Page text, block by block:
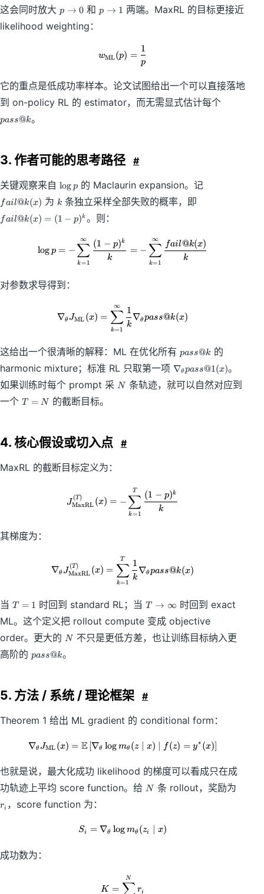
这会同时放大 p
\
t
p → 0 和p
\
1
p → 1 两端。MaxRL 的目标更接近
likelihood weighting：
wML(p) =
p
1
它的重点是低成功率样本。论文试图给出一个可以直接落地
到 on-policy RL 的 estimator，而无需显式估计每个
pass@k。
3. 作者可能的思考路径 #
关键观察来自 \
o
g
logp的 Maclaurin expansion。记
(
x
fail@k(x) 为 k
k 条独立采样全部失败的概率，即
k
(
^
k
fail@k(x) = (1 − p)k 。则：
\log p=-
log p = −
k=1
∑
∞
k
(1 − p)k
= −
k=1
∑
∞
k
fail@k(x)
对参数求导得到：
\nabla_\theta
∇θ JML (x) =
k=1
∑
∞
k
1
∇θ pass@k(x)
这给出一个很清晰的解释：ML 在优化所有 p
a
ss
@
pass@k 的
harmonic mixture；标准 RL 只取第一项 \
a
a
p
x
∇θ pass@1(x)。
如果训练时每个 prompt 采 N
N 条轨迹，就可以自然对应到
一个 T
T = N 的截断目标。
4. 核心假设或切入点 #
MaxRL 的截断目标定义为：
JMaxRL
(T ) (x) = −
k=1
∑
T
k
(1 − p)k
其梯度为：
\nabla_\theta
∇θ JMaxRL
(T ) (x) =
k=1
∑
T
k
1
∇θ pass@k(x)
当 T
1
T = 1 时回到 standard RL；当T
t
T → ∞ 时回到 exact
ML。这个定义把 rollout compute 变成 objective
order。更大的 N
N 不只是更低方差，也让训练目标纳入更
高阶的 p
a
k
pass@k。
5. 方法 / 系统 / 理论框架 #
Theorem 1 给出 ML gradient 的 conditional form：
\nabla_\theta
∇θ JML (x) = E[∇θ logmθ (z ∣ x) ∣ f(z) = y∗ (x)]
也就是说，最大化成功 likelihood 的梯度可以看成只在成
功轨迹上平均 score function。给 N
N 条 rollout，奖励为
ri ，score function 为：
S_i=\nabla_\theta\log
Si = ∇θ logmθ (zi x)
成功数为：
K=\sum_{i=1}^{N}r_i
K = ∑
N
ri